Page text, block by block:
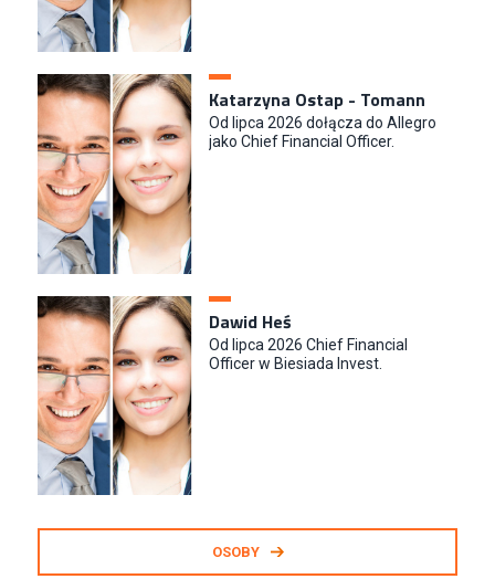
Katarzyna Ostap - Tomann
Od lipca 2026 dołącza do Allegro
jako Chief Financial Officer.
Dawid Heś
Od lipca 2026 Chief Financial
Officer w Biesiada Invest.
OSOBY